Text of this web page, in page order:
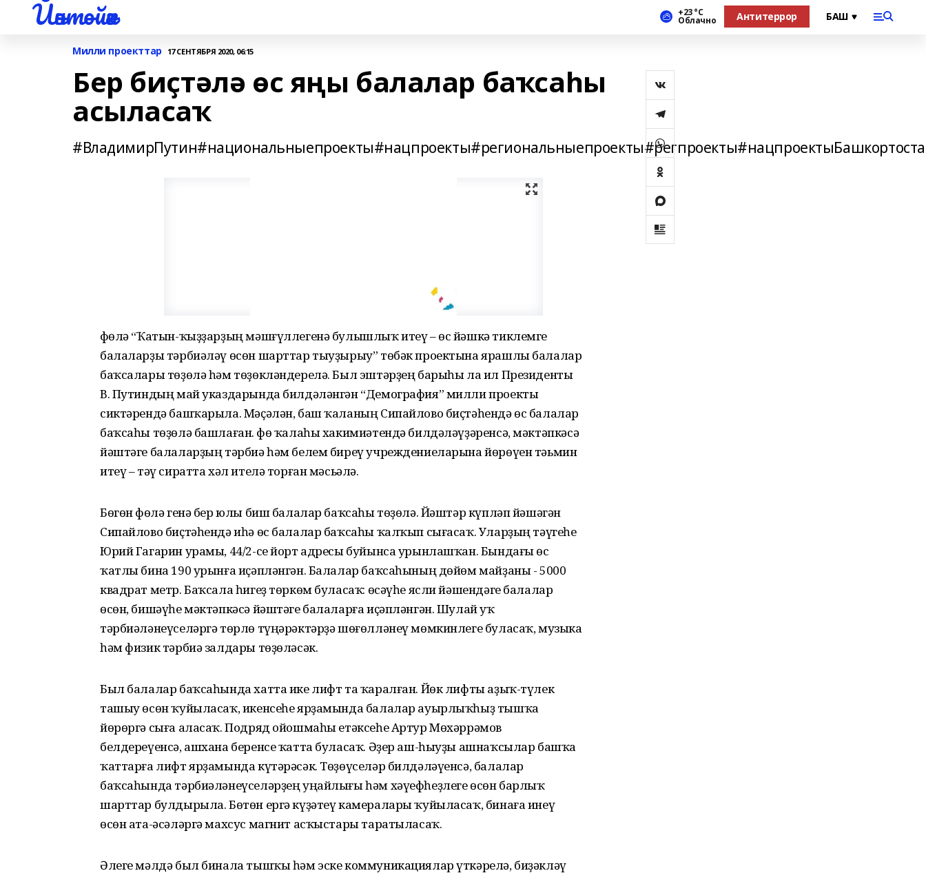
Йәнтөйәк +23 °С
Облачно Антитеррор
Милли проекттар 17 СЕНТЯБРЯ 2020, 06:15
Бер биҫтәлә өс яңы балалар баҡсаһы
асыласаҡ
Өфөлә “Ҡатын-ҡыҙҙарҙың мәшғүллегенә булышлыҡ итеү – өс йәшкә тиклемге
балаларҙы тәрбиәләү өсөн шарттар тыуҙырыу” төбәк проектына ярашлы балалар
баҡсалары төҙөлә һәм төҙөкләндерелә. Был эштәрҙең барыһы ла ил Президенты
В. Путиндың май указдарында билдәләнгән “Демография” милли проекты
сиктәрендә башҡарыла. Мәҫәлән, баш ҡаланың Сипайлово биҫтәһендә өс балалар
баҡсаһы төҙөлә башлаған. Өфө ҡалаһы хакимиәтендә билдәләүҙәренсә, мәктәпкәсә
йәштәге балаларҙың тәрбиә һәм белем биреү учреждениеларына йөрөүен тәьмин
итеү – тәү сиратта хәл ителә торған мәсьәлә.
Бөгөн Өфөлә генә бер юлы биш балалар баҡсаһы төҙөлә. Йәштәр күпләп йәшәгән
Сипайлово биҫтәһендә иһә өс балалар баҡсаһы ҡалҡып сығасаҡ. Уларҙың тәүгеһе
Юрий Гагарин урамы, 44/2-се йорт адресы буйынса урынлашҡан. Бындағы өс
ҡатлы бина 190 урынға иҫәпләнгән. Балалар баҡсаһының дөйөм майҙаны - 5000
квадрат метр. Баҡсала һигеҙ төркөм буласаҡ: өсәүһе ясли йәшендәге балалар
өсөн, бишәүһе мәктәпкәсә йәштәге балаларға иҫәпләнгән. Шулай уҡ
тәрбиәләнеүселәргә төрлө түңәрәктәрҙә шөғөлләнеү мөмкинлеге буласаҡ, музыка
һәм физик тәрбиә залдары төҙөләсәк.
Был балалар баҡсаһында хатта ике лифт та ҡаралған. Йөк лифты аҙыҡ-түлек
ташыу өсөн ҡуйыласаҡ, икенсеһе ярҙамында балалар ауырлыҡһыҙ тышҡа
йөрөргә сыға аласаҡ. Подряд ойошмаһы етәксеһе Артур Мөхәррәмов
белдереүенсә, ашхана беренсе ҡатта буласаҡ. Әҙер аш-һыуҙы ашнаҡсылар башҡа
ҡаттарға лифт ярҙамында күтәрәсәк. Төҙөүселәр билдәләүенсә, балалар
баҡсаһында тәрбиәләнеүселәрҙең уңайлығы һәм хәүефһеҙлеге өсөн барлыҡ
шарттар булдырыла. Бөтөн ергә күҙәтеү камералары ҡуйыласаҡ, бинаға инеү
өсөн ата-әсәләргә махсус магнит асҡыстары таратыласаҡ.
Әлеге мәлдә был бинала тышҡы һәм эске коммуникациялар үткәрелә, биҙәкләү